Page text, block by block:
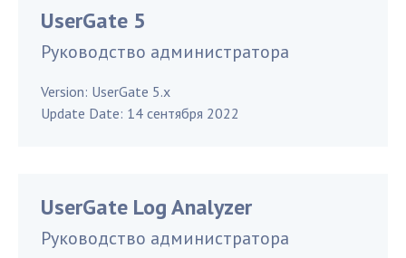
UserGate 5
Руководство администратора
Version: UserGate 5.x
Update Date: 14 сентября 2022
UserGate Log Analyzer
Руководство администратора